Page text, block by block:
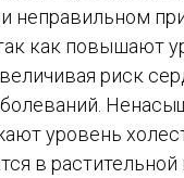
неправильном
как повышают
риск
уровень
в растительной